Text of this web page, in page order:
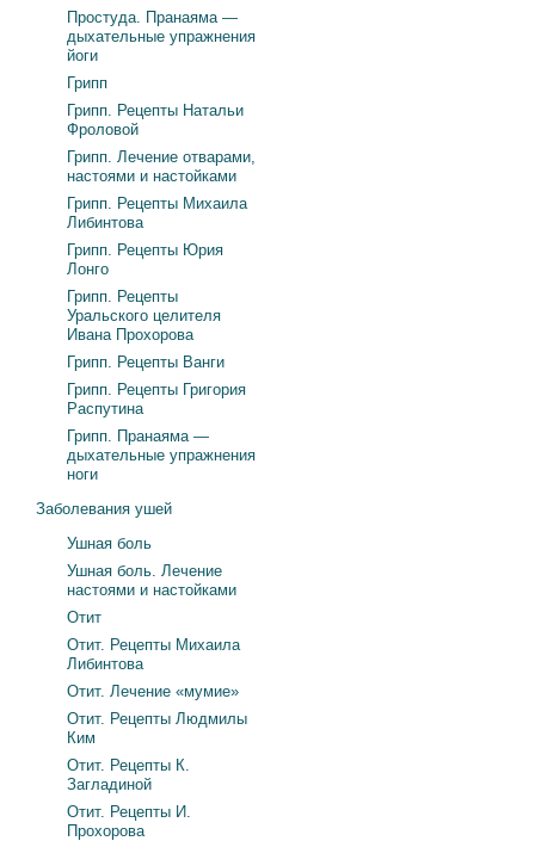
Простуда. Пранаяма —
дыхательные упражнения
йоги
Грипп
Грипп. Рецепты Натальи
Фроловой
Грипп. Лечение отварами,
настоями и настойками
Грипп. Рецепты Михаила
Либинтова
Грипп. Рецепты Юрия
Лонго
Грипп. Рецепты
Уральского целителя
Ивана Прохорова
Грипп. Рецепты Ванги
Грипп. Рецепты Григория
Распутина
Грипп. Пранаяма —
дыхательные упражнения
ноги
Заболевания ушей
Ушная боль
Ушная боль. Лечение
настоями и настойками
Отит
Отит. Рецепты Михаила
Либинтова
Отит. Лечение «мумие»
Отит. Рецепты Людмилы
Ким
Отит. Рецепты К.
Загладиной
Отит. Рецепты И.
Прохорова